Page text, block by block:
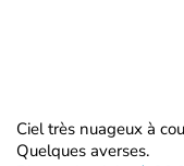
Ciel très nuageux à
Quelques averses.